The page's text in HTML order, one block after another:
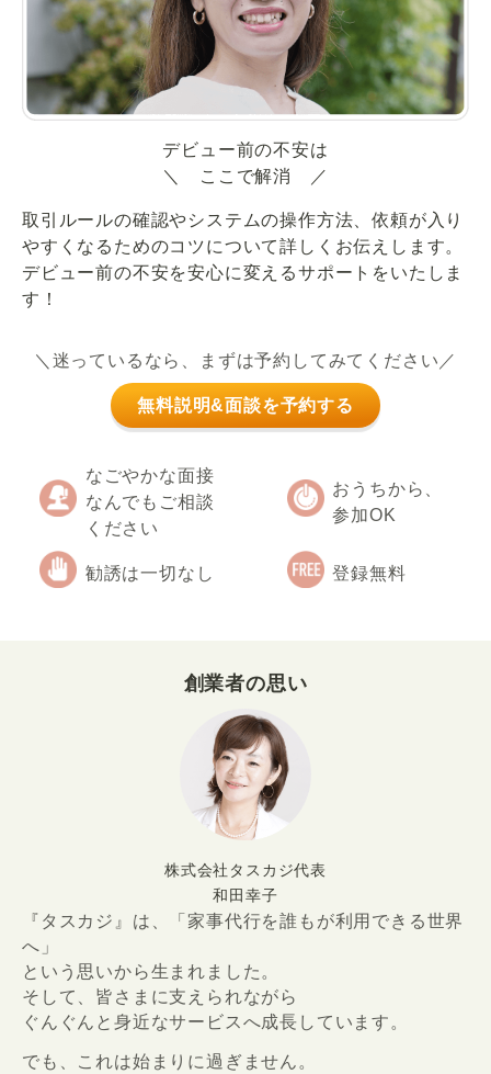
デビュー前の不安は
＼ ここで解消 ／
取引ルールの確認やシステムの操作方法、依頼が入り
やすくなるためのコツについて詳しくお伝えします。
デビュー前の不安を安心に変えるサポートをいたしま
す！
＼迷っているなら、まずは予約してみてください／
無料説明&面談を予約する
なごやかな面接
なんでもご相談
ください
おうちから、
参加OK
勧誘は一切なし 登録無料
創業者の思い
株式会社タスカジ代表
和田幸子
『タスカジ』は、「家事代行を誰もが利用できる世界
へ」
という思いから生まれました。
そして、皆さまに支えられながら
ぐんぐんと身近なサービスへ成長しています。
でも、これは始まりに過ぎません。